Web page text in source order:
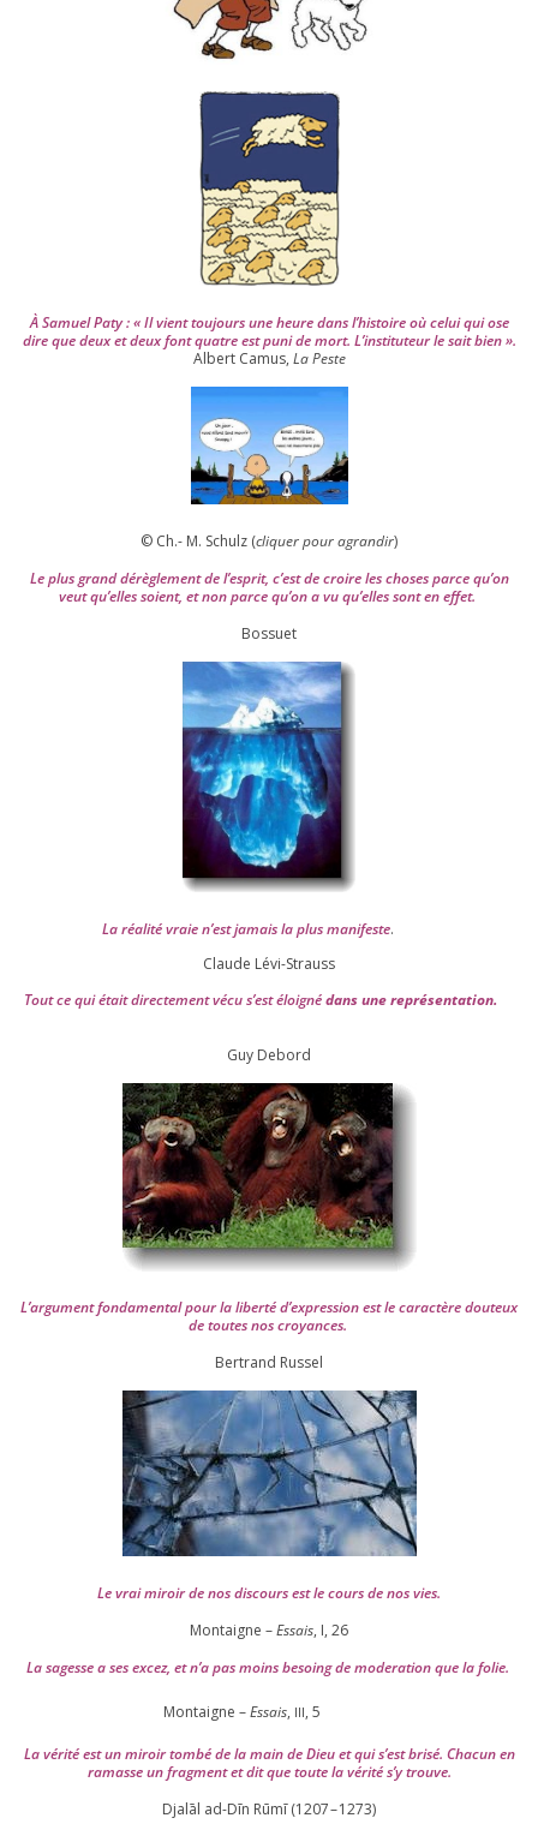
À Samuel Paty : « Il vient tou­jours une heure dans l’his­toire où celui qui ose
dire que deux et deux font quatre est puni de mort. L’instituteur le sait bien ».
Albert Camus, La Peste
© Ch.- M. Schulz (cli­quer pour agran­dir)
Le plus grand dérè­gle­ment de l’es­prit, c’est de croire les choses parce qu’on
veut qu’elles soient, et non parce qu’on a vu qu’elles sont en effet.
Bossuet
La réa­lité vraie n’est jamais la plus mani­feste.
Claude Lévi-Strauss
Tout ce qui était direc­te­ment vécu s’est éloi­gnédans une repré­sen­ta­tion.
Guy Debord
L’argument fon­da­men­tal pour la liber­té d’expression est le carac­tère dou­teux
de toutes nos croyances.
Ber­trand Russel
Le vrai miroir de nos dis­cours est le cours de nos vies.
Montaigne –Essais, I, 26
La sagesse a ses excez, et n’a pas moins besoing de mode­ra­tion que la folie.
Montaigne –Essais, III, 5
La véri­té est un miroir tom­bé de la main de Dieu et qui s’est bri­sé. Chacun en
ramasse un frag­ment et dit que toute la véri­té s’y trouve.
Djalāl ad-Dīn Rūmī (1207–1273)